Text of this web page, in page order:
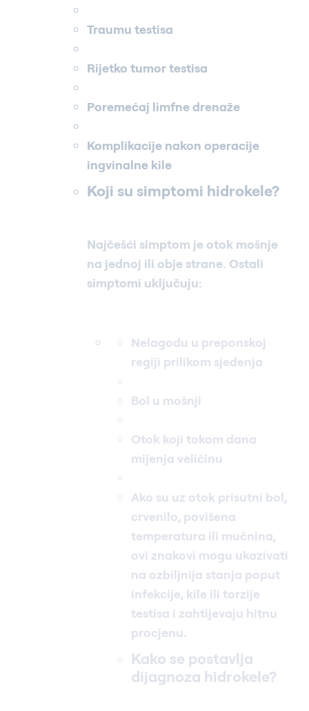
Traumu testisa
Rijetko tumor testisa
Poremećaj limfne drenaže
Komplikacije nakon operacije
ingvinalne kile
Koji su simptomi hidrokele?
Najčešći simptom je otok mošnje
na jednoj ili obje strane. Ostali
simptomi uključuju:
Nelagodu u preponskoj
regiji prilikom sjedenja
Bol u mošnji
Otok koji tokom dana
mijenja veličinu
Ako su uz otok prisutni bol,
crvenilo, povišena
temperatura ili mučnina,
ovi znakovi mogu ukazivati
na ozbiljnija stanja poput
infekcije, kile ili torzije
testisa i zahtijevaju hitnu
procjenu.
Kako se postavlja
dijagnoza hidrokele?